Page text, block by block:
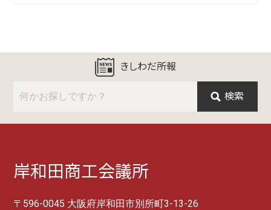
きしわだ所報
検索
岸和田商工会議所
〒596-0045 大阪府岸和田市別所町3-13-26